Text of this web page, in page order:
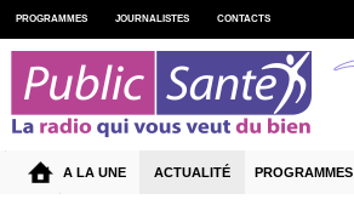
PROGRAMMES JOURNALISTES CONTACTS
A LA UNE ACTUALITÉ PROGRAMMES